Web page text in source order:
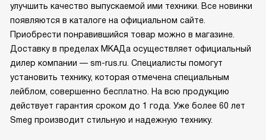
улучшить качество выпускаемой ими техники. Все новинки
появляются в каталоге на официальном сайте.
Приобрести понравившийся товар можно в магазине.
Доставку в пределах МКАДа осуществляет официальный
дилер компании — sm-rus.ru. Специалисты помогут
установить технику, которая отмечена специальным
лейблом, совершенно бесплатно. На всю продукцию
действует гарантия сроком до 1 года. Уже более 60 лет
Smeg производит стильную и надежную технику.